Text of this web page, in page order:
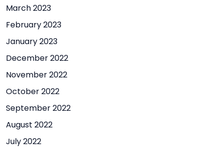
March 2023
February 2023
January 2023
December 2022
November 2022
October 2022
September 2022
August 2022
July 2022